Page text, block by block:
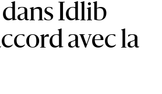
Idlib
avec la